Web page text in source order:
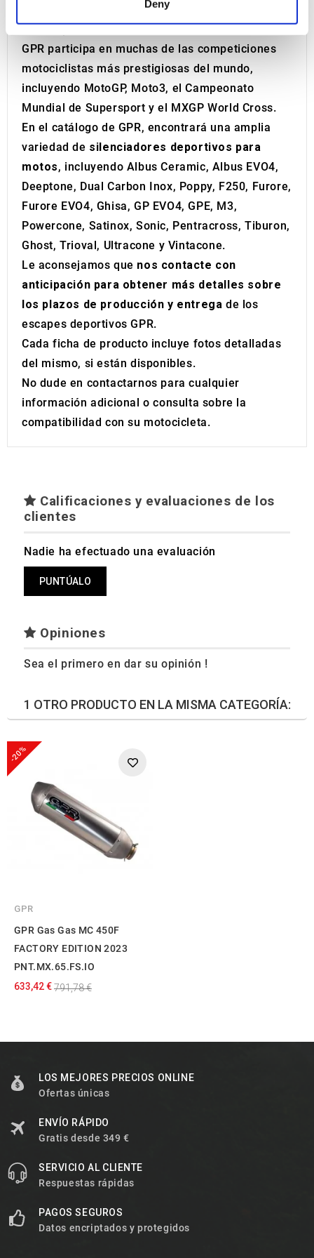
and set your preferences in the
We use cookies to personalise content and ads, to
provide social media features and to analyse our traffic.
We also share information about your use of our site with
our social media, advertising and analytics partners who
may combine it with other information that you’ve
provided to them or that they’ve collected from your use
of their services.
Deny
en la producción OEM (escapes de equipo
GPR participa en muchas de las competiciones
motociclistas más prestigiosas del mundo,
incluyendo MotoGP, Moto3, el Campeonato
Mundial de Supersport y el MXGP World Cross.
En el catálogo de GPR, encontrará una amplia
variedad de silenciadores deportivos para
motos, incluyendo Albus Ceramic, Albus EVO4,
Deeptone, Dual Carbon Inox, Poppy, F250, Furore,
Furore EVO4, Ghisa, GP EVO4, GPE, M3,
Powercone, Satinox, Sonic, Pentracross, Tiburon,
Ghost, Trioval, Ultracone y Vintacone.
Le aconsejamos que nos contacte con
anticipación para obtener más detalles sobre
los plazos de producción y entrega de los
escapes deportivos GPR.
Cada ficha de producto incluye fotos detalladas
del mismo, si están disponibles.
No dude en contactarnos para cualquier
información adicional o consulta sobre la
compatibilidad con su motocicleta.
Calificaciones y evaluaciones de los
clientes
Nadie ha efectuado una evaluación
PUNTÚALO
Opiniones
Sea el primero en dar su opinión !
1 OTRO PRODUCTO EN LA MISMA CATEGORÍA:
-20%
GPR
GPR Gas Gas MC 450F
FACTORY EDITION 2023
PNT.MX.65.FS.IO
633,42 €791,78 €
LOS MEJORES PRECIOS ONLINE
Ofertas únicas
ENVÍO RÁPIDO
Gratis desde 349 €
SERVICIO AL CLIENTE
Respuestas rápidas
PAGOS SEGUROS
Datos encriptados y protegidos